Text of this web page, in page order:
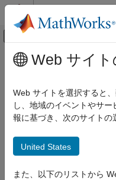
コンテンツへスキップ
オフキャンバ
ドキュメンテーションのホーム
メインコンテンツ
Web サイト
Web サイトを選択すると
し、地域のイベントやサ
報に基づき、次のサイトの
United States
また、以下のリストから